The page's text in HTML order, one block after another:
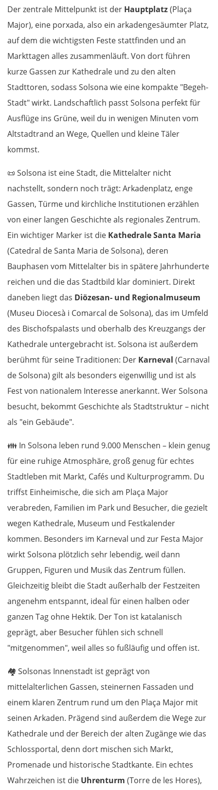
Der zentrale Mittelpunkt ist der Hauptplatz(Plaça
Major), eine porxada, also ein arkadengesäumter Platz,
auf dem die wichtigsten Feste stattfinden und an
Markttagen alles zusammenläuft. Von dort führen
kurze Gassen zur Kathedrale und zu den alten
Stadttoren, sodass Solsona wie eine kompakte "Begeh-
Stadt" wirkt. Landschaftlich passt Solsona perfekt für
Ausflüge ins Grüne, weil du in wenigen Minuten vom
Altstadtrand an Wege, Quellen und kleine Täler
kommst.
📜 Solsona ist eine Stadt, die Mittelalter nicht
nachstellt, sondern noch trägt: Arkadenplatz, enge
Gassen, Türme und kirchliche Institutionen erzählen
von einer langen Geschichte als regionales Zentrum.
Ein wichtiger Marker ist die Kathedrale Santa Maria
(Catedral de Santa Maria de Solsona), deren
Bauphasen vom Mittelalter bis in spätere Jahrhunderte
reichen und die das Stadtbild klar dominiert. Direkt
daneben liegt das Diözesan- und Regionalmuseum
(Museu Diocesà i Comarcal de Solsona), das im Umfeld
des Bischofspalasts und oberhalb des Kreuzgangs der
Kathedrale untergebracht ist. Solsona ist außerdem
berühmt für seine Traditionen: Der Karneval (Carnaval
de Solsona) gilt als besonders eigenwillig und ist als
Fest von nationalem Interesse anerkannt. Wer Solsona
besucht, bekommt Geschichte als Stadtstruktur – nicht
als "ein Gebäude".
👪 In Solsona leben rund 9.000 Menschen – klein genug
für eine ruhige Atmosphäre, groß genug für echtes
Stadtleben mit Markt, Cafés und Kulturprogramm. Du
triffst Einheimische, die sich am Plaça Major
verabreden, Familien im Park und Besucher, die gezielt
wegen Kathedrale, Museum und Festkalender
kommen. Besonders im Karneval und zur Festa Major
wirkt Solsona plötzlich sehr lebendig, weil dann
Gruppen, Figuren und Musik das Zentrum füllen.
Gleichzeitig bleibt die Stadt außerhalb der Festzeiten
angenehm entspannt, ideal für einen halben oder
ganzen Tag ohne Hektik. Der Ton ist katalanisch
geprägt, aber Besucher fühlen sich schnell
"mitgenommen", weil alles so fußläufig und offen ist.
🏘️ Solsonas Innenstadt ist geprägt von
mittelalterlichen Gassen, steinernen Fassaden und
einem klaren Zentrum rund um den Plaça Major mit
seinen Arkaden. Prägend sind außerdem die Wege zur
Kathedrale und der Bereich der alten Zugänge wie das
Schlossportal, denn dort mischen sich Markt,
Promenade und historische Stadtkante. Ein echtes
Wahrzeichen ist die Uhrenturm (Torre de les Hores),